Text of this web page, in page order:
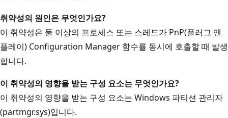
취약성의 원인은 무엇인가요?
이 취약성은 둘 이상의 프로세스 또는 스레드가 PnP(플러그 앤
플레이) Configuration Manager 함수를 동시에 호출할 때 발생
합니다.
이 취약성의 영향을 받는 구성 요소는 무엇인가요?
이 취약성의 영향을 받는 구성 요소는 Windows 파티션 관리자
(partmgr.sys)입니다.